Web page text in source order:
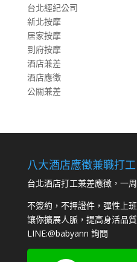
台北經紀公司
新北按摩
居家按摩
到府按摩
酒店兼差
酒店應徵
公關兼差
八大酒店應徵兼職打工
台北酒店打工兼差應徵，一
不簽約，不押證件，彈性上
讓你擴展人脈，提高身活品
LINE:@babyann 詢問